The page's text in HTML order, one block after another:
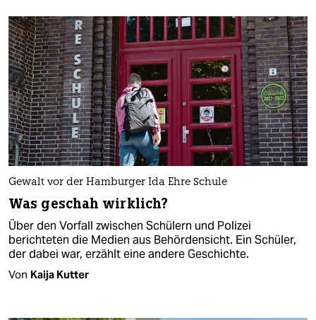
Gewalt vor der Hamburger Ida Ehre Schule
Was geschah wirklich?
Über den Vorfall zwischen Schülern und Polizei
berichteten die Medien aus Behördensicht. Ein Schüler,
der dabei war, erzählt eine andere Geschichte.
Von Kaija Kutter